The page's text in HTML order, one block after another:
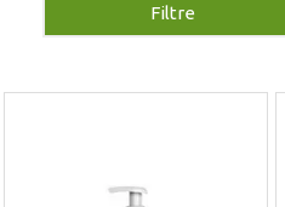
Filtre